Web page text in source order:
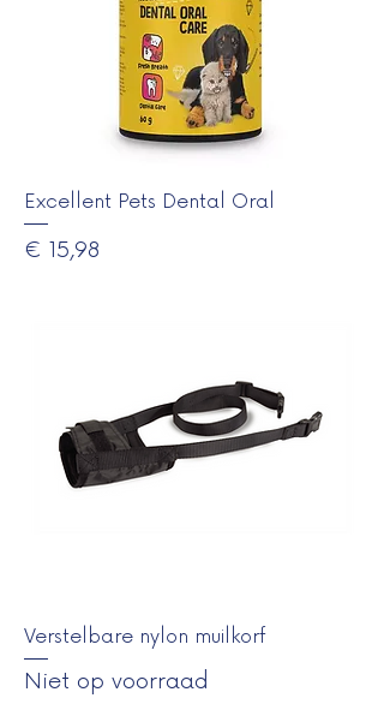
Excellent Pets Dental Oral
Prijs
€ 15,98
Verstelbare nylon muilkorf
Niet op voorraad